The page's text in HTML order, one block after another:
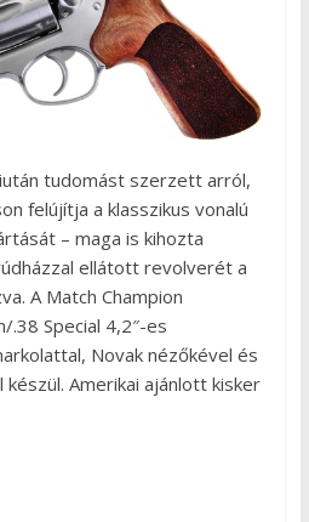
tudomást szerzett arról,
felújítja a klasszikus vonalú
– maga is kihozta
ellátott revolverét a
A Match Champion
Special 4,2″-es
Novak nézőkével és
Amerikai ajánlott kisker